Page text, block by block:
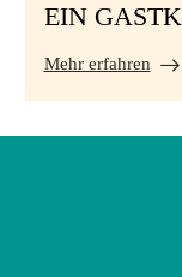
EIN
Mehr erfahren